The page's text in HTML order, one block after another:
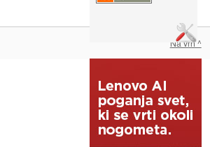
Na vrh ^